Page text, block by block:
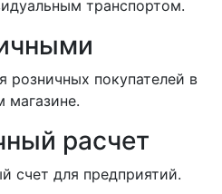
транспортом.
розничных покупателей в
магазине.
расчет
счет для предприятий.